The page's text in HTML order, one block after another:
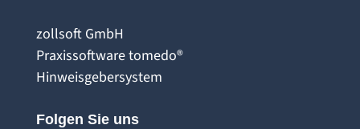
zollsoft GmbH
Praxissoftware tomedo®
Hinweisgebersystem
Folgen Sie uns